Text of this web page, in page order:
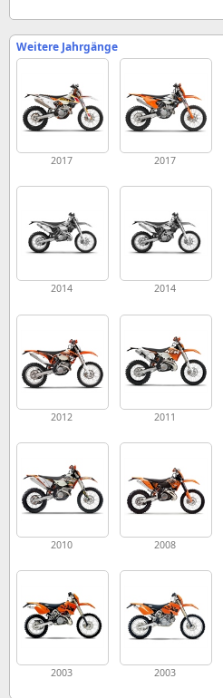
Weitere Jahrgänge
2017 2017
2014 2014
2012 2011
2010 2008
2003 2003